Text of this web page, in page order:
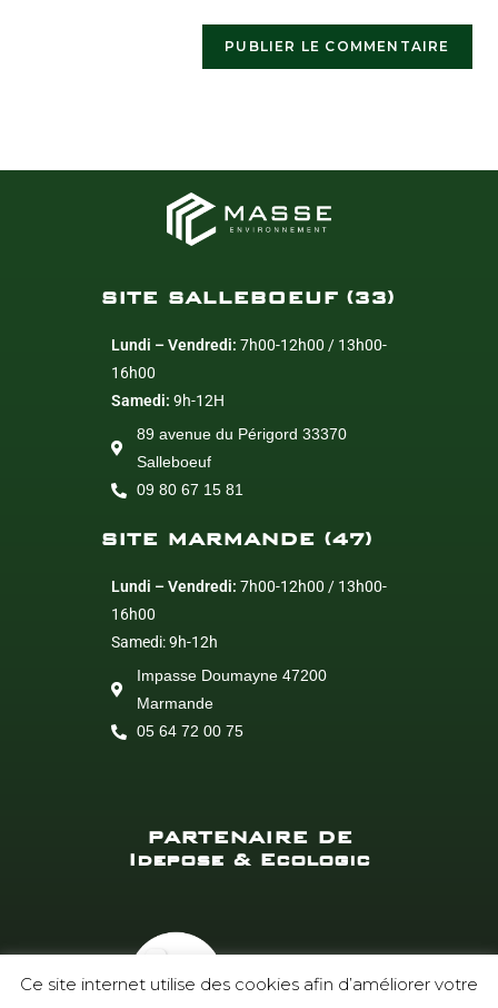
SITE SALLEBOEUF (33)
Lundi – Vendredi: 7h00-12h00 / 13h00-
16h00
Samedi: 9h-12H
89 avenue du Périgord 33370
Salleboeuf
09 80 67 15 81
SITE MARMANDE (47)
Lundi – Vendredi: 7h00-12h00 / 13h00-
16h00
Samedi: 9h-12h
Impasse Doumayne 47200
Marmande
05 64 72 00 75
PARTENAIRE DE
Idepose & Ecologic
Ce site internet utilise des cookies afin d’améliorer votre